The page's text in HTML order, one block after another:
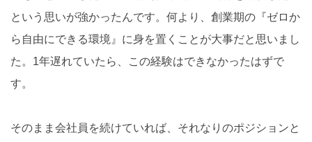
という思いが強かったんです。何より、創業期の『ゼロか
ら自由にできる環境』に身を置くことが大事だと思いまし
た。1年遅れていたら、この経験はできなかったはずで
す。
そのまま会社員を続けていれば、それなりのポジションと